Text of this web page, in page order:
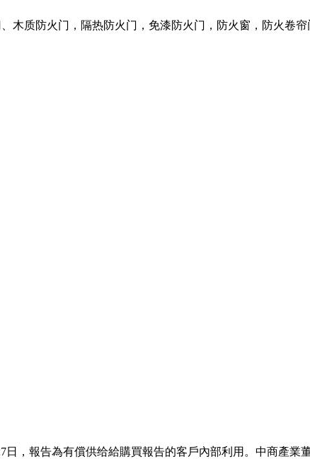
木质防火门，隔热防火门，免漆防火门，防火窗，防火卷
報告為有償供给給購買報告的客戶內部利用。中商產業